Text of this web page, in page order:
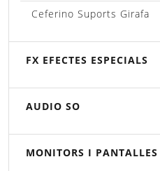
Ceferino Suports Girafa
FX EFECTES ESPECIALS
AUDIO SO
MONITORS I PANTALLES